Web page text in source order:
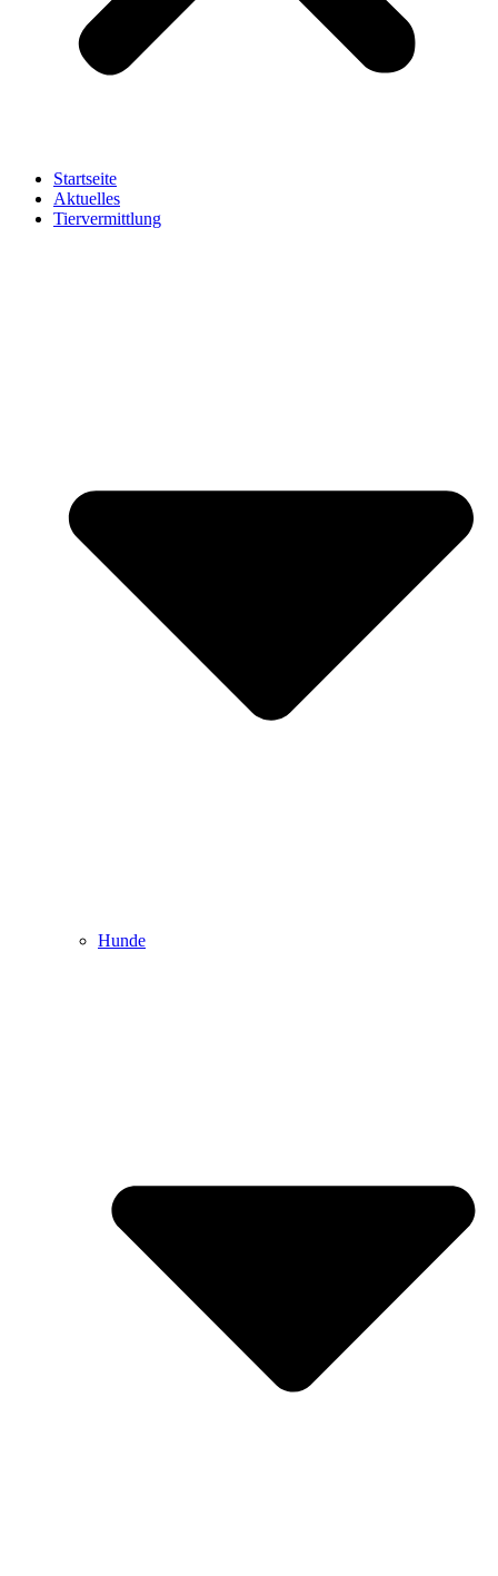
Startseite
Aktuelles
Tiervermittlung
Hunde